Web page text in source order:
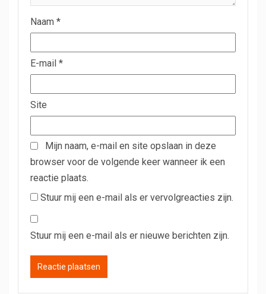
Naam *
E-mail *
Site
Mijn naam, e-mail en site opslaan in deze
browser voor de volgende keer wanneer ik een
reactie plaats.
Stuur mij een e-mail als er vervolgreacties zijn.
Stuur mij een e-mail als er nieuwe berichten zijn.